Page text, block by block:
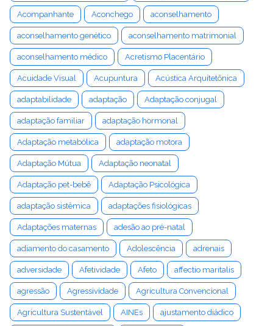
Acompanhante Aconchego aconselhamento
aconselhamento genético aconselhamento matrimonial
aconselhamento médico Acretismo Placentário
Acuidade Visual Acupuntura Acústica Arquitetônica
adaptabilidade adaptação Adaptação conjugal
adaptação familiar adaptação hormonal
Adaptação metabólica adaptação motora
Adaptação Mútua Adaptação neonatal
Adaptação pet-bebê Adaptação Psicológica
adaptação sistêmica adaptações fisiológicas
Adaptações maternas adesão ao pré-natal
adiamento do casamento Adolescência adrenais
adversidade Afetividade Afeto affectio maritalis
agressão Agressividade Agricultura Convencional
Agricultura Sustentável AINEs ajustamento diádico